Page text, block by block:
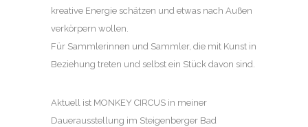
kreative Energie schätzen und etwas nach Außen
verkörpern wollen.
Für Sammlerinnen und Sammler, die mit Kunst in
Beziehung treten und selbst ein Stück davon sind.
Aktuell ist MONKEY CIRCUS in meiner
Dauerausstellung im Steigenberger Bad